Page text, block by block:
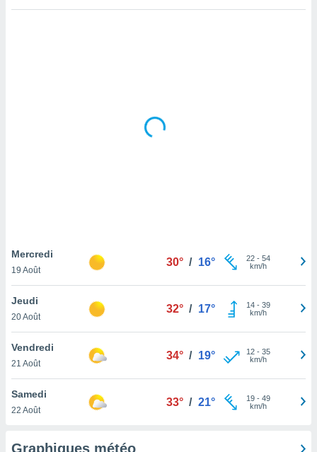
notre
que
et que
Mercredi
19 Août
30° / 16° 22- 54
km/h
Jeudi
20 Août
32° / 17° 14- 39
km/h
Vendredi
21 Août
34° / 19° 12- 35
km/h
Samedi
22 Août
33° / 21° 19- 49
km/h
Graphiques météo